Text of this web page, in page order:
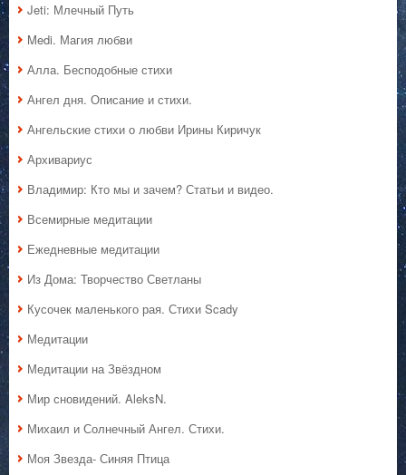
Jeti: Млечный Путь
Medi. Магия любви
Алла. Бесподобные стихи
Ангел дня. Описание и стихи.
Ангельские стихи о любви Ирины Киричук
Архивариус
Владимир: Кто мы и зачем? Статьи и видео.
Всемирные медитации
Ежедневные медитации
Из Дома: Творчество Светланы
Кусочек маленького рая. Стихи Scady
Медитации
Медитации на Звёздном
Мир сновидений. AleksN.
Михаил и Солнечный Ангел. Стихи.
Моя Звезда- Синяя Птица